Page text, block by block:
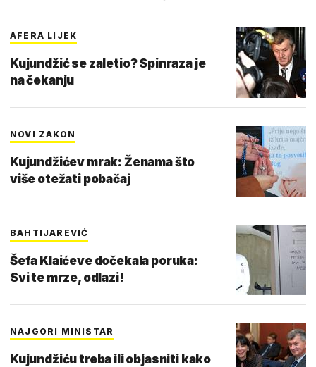
AFERA LIJEK
Kujundžić se zaletio? Spinraza je
na čekanju
NOVI ZAKON
Kujundžićev mrak: Ženama što
više otežati pobačaj
BAHTIJAREVIĆ
Šefa Klaićeve dočekala poruka:
Svi te mrze, odlazi!
NAJGORI MINISTAR
Kujundžiću treba ili objasniti kako